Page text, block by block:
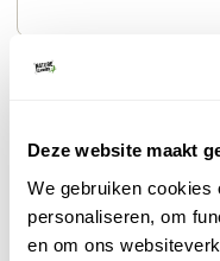
Deze website maakt
We gebruiken cookies
personaliseren, om
en om ons
Bericht